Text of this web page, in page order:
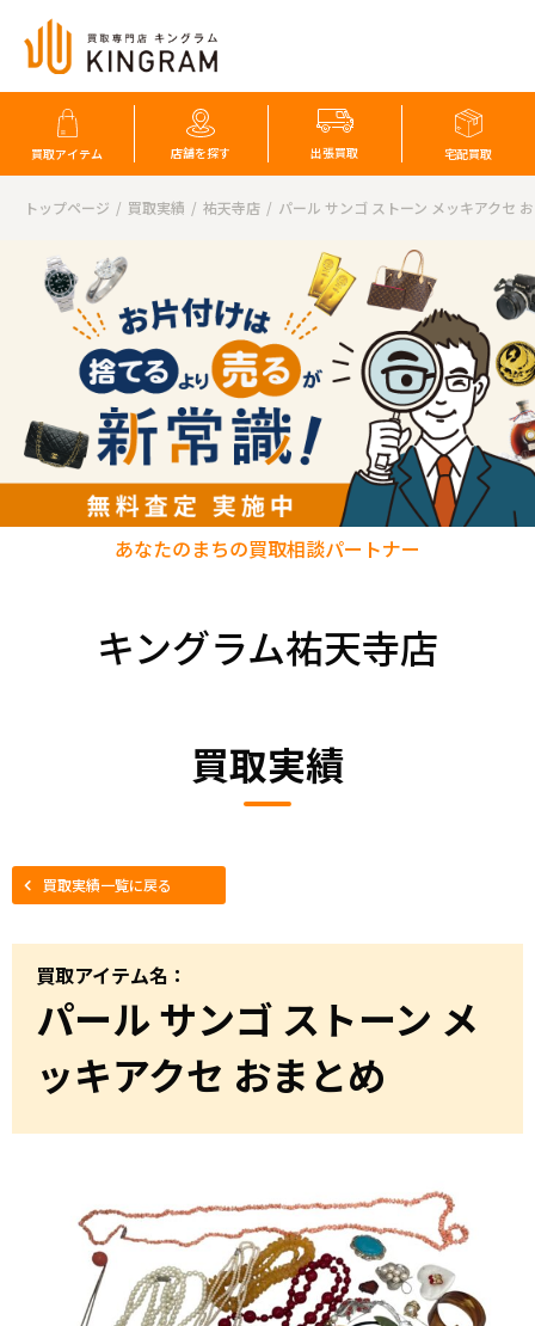
買取アイテム 店舗を探す 出張買取 宅配買取
トップページ 買取実績 祐天寺店 パール サンゴ ストーン メッキアクセ
キングラム祐天寺店
あなたのまちの買取相談パートナー
買取実績
買取実績一覧に戻る
買取アイテム名：
パール サンゴ ストーン メ
ッキアクセ おまとめ